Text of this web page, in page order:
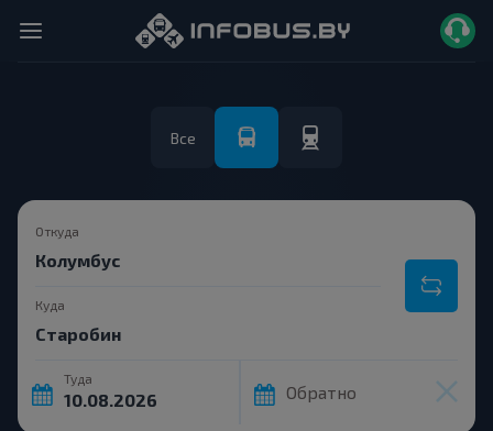
Все
Откуда
Куда
Туда
Обратно